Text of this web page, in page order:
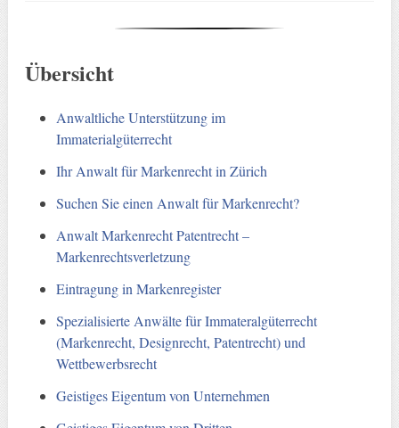
Übersicht
Anwaltliche Unterstützung im
Immaterialgüterrecht
Ihr Anwalt für Markenrecht in Zürich
Suchen Sie einen Anwalt für Markenrecht?
Anwalt Markenrecht Patentrecht –
Markenrechtsverletzung
Eintragung in Markenregister
Spezialisierte Anwälte für Immateralgüterrecht
(Markenrecht, Designrecht, Patentrecht) und
Wettbewerbsrecht
Geistiges Eigentum von Unternehmen